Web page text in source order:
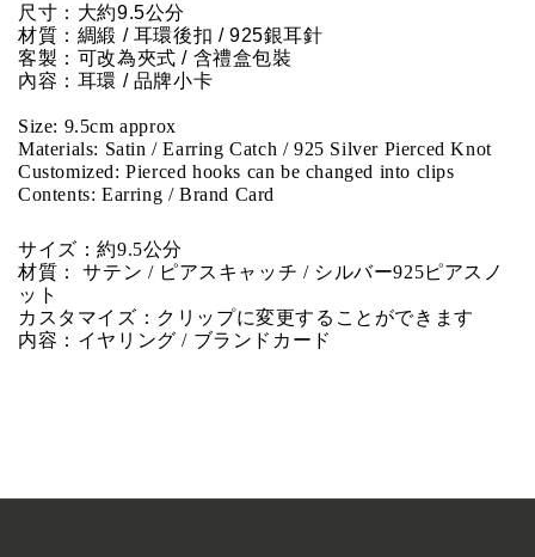
尺寸：大約9.5公分
材質：綢緞 / 耳環後扣 / 925銀耳針
客製：可改為夾式 / 含禮盒包裝
內容：耳環 / 品牌小卡
Size: 9.5cm approx
Materials: Satin / Earring Catch / 925 Silver Pierced Knot
Customized: Pierced hooks can be changed into clips
Contents: Earring / Brand Card
サイズ：約9.5公分
材質： サテン / ピアスキャッチ / シルバー925ピアスノ
ット
カスタマイズ：クリップに変更することができます
内容：イヤリング / ブランドカード